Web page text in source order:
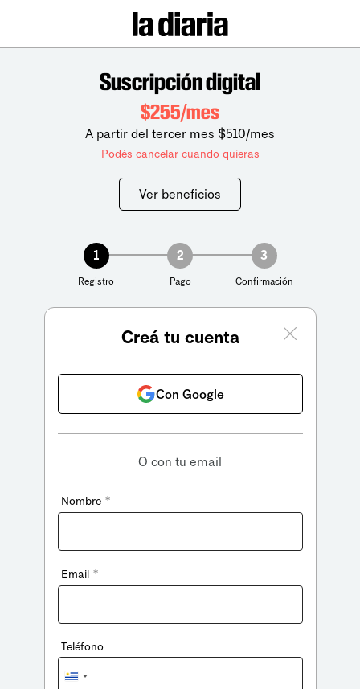
Suscripción digital
$255/mes
A partir del tercer mes $510/mes
Podés cancelar cuando quieras
Ver beneficios
1
Registro
2
Pago
3
Confirmación
Creá tu cuenta
Con Google
O con tu email
Nombre *
Email *
Teléfono
Uruguay